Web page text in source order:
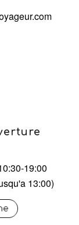
19:00
13:00)